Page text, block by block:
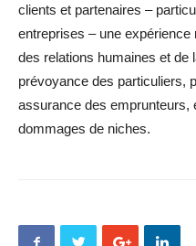
clients et partenaires –
entreprises – une expérience
des relations humaines et de
prévoyance des particuliers,
assurance des emprunteurs,
dommages de niches.